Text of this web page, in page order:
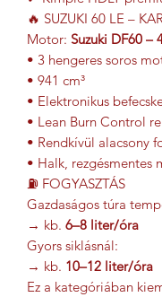
🔥 SUZUKI 60 LE –
Motor: Suzuki DF60 –
• 3 hengeres soros
• 941 cm³
• Elektronikus
• Lean Burn Control
• Rendkívül alacsony
• Halk, rezgésmentes
⛽ FOGYASZTÁS
Gazdaságos túra
→ kb. 6–8 liter/óra
Gyors siklásnál:
→ kb. 10–12 liter/óra
Ez a kategóriában